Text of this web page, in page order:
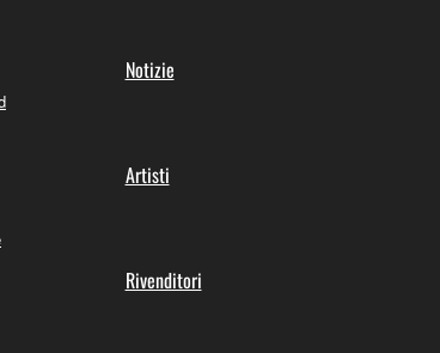
Notizie
Artisti
Rivenditori